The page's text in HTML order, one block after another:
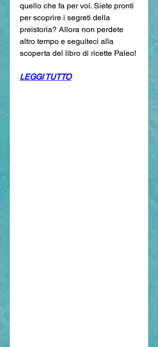
quello che fa per voi. Siete pronti
per scoprire i segreti della
preistoria? Allora non perdete
altro tempo e seguiteci alla
scoperta del libro di ricette Paleo!
LEGGI TUTTO